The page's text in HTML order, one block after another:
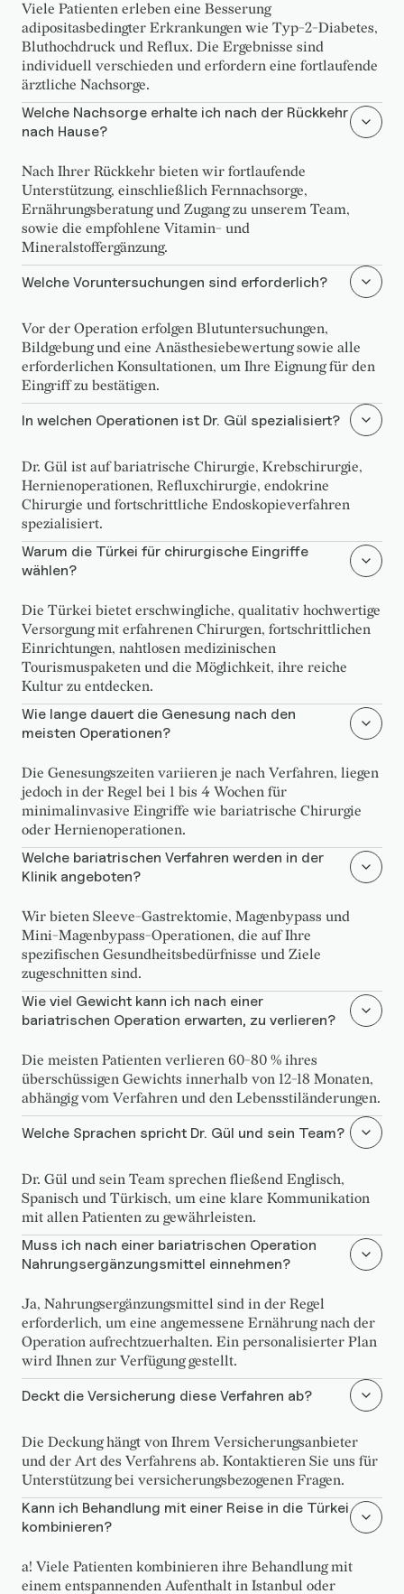
Viele Patienten erleben eine Besserung
adipositasbedingter Erkrankungen wie Typ-2-Diabetes,
Bluthochdruck und Reflux. Die Ergebnisse sind
individuell verschieden und erfordern eine fortlaufende
ärztliche Nachsorge.
Welche Nachsorge erhalte ich nach der Rückkehr
nach Hause?
Nach Ihrer Rückkehr bieten wir fortlaufende
Unterstützung, einschließlich Fernnachsorge,
Ernährungsberatung und Zugang zu unserem Team,
sowie die empfohlene Vitamin- und
Mineralstoffergänzung.
Welche Voruntersuchungen sind erforderlich?
Vor der Operation erfolgen Blutuntersuchungen,
Bildgebung und eine Anästhesiebewertung sowie alle
erforderlichen Konsultationen, um Ihre Eignung für den
Eingriff zu bestätigen.
In welchen Operationen ist Dr. Gül spezialisiert?
Dr. Gül ist auf bariatrische Chirurgie, Krebschirurgie,
Hernienoperationen, Refluxchirurgie, endokrine
Chirurgie und fortschrittliche Endoskopieverfahren
spezialisiert.
Warum die Türkei für chirurgische Eingriffe
wählen?
Die Türkei bietet erschwingliche, qualitativ hochwertige
Versorgung mit erfahrenen Chirurgen, fortschrittlichen
Einrichtungen, nahtlosen medizinischen
Tourismuspaketen und die Möglichkeit, ihre reiche
Kultur zu entdecken.
Wie lange dauert die Genesung nach den
meisten Operationen?
Die Genesungszeiten variieren je nach Verfahren, liegen
jedoch in der Regel bei 1 bis 4 Wochen für
minimalinvasive Eingriffe wie bariatrische Chirurgie
oder Hernienoperationen.
Welche bariatrischen Verfahren werden in der
Klinik angeboten?
Wir bieten Sleeve-Gastrektomie, Magenbypass und
Mini-Magenbypass-Operationen, die auf Ihre
spezifischen Gesundheitsbedürfnisse und Ziele
zugeschnitten sind.
Wie viel Gewicht kann ich nach einer
bariatrischen Operation erwarten, zu verlieren?
Die meisten Patienten verlieren 60-80 % ihres
überschüssigen Gewichts innerhalb von 12-18 Monaten,
abhängig vom Verfahren und den Lebensstiländerungen.
Welche Sprachen spricht Dr. Gül und sein Team?
Dr. Gül und sein Team sprechen fließend Englisch,
Spanisch und Türkisch, um eine klare Kommunikation
mit allen Patienten zu gewährleisten.
Muss ich nach einer bariatrischen Operation
Nahrungsergänzungsmittel einnehmen?
Ja, Nahrungsergänzungsmittel sind in der Regel
erforderlich, um eine angemessene Ernährung nach der
Operation aufrechtzuerhalten. Ein personalisierter Plan
wird Ihnen zur Verfügung gestellt.
Deckt die Versicherung diese Verfahren ab?
Die Deckung hängt von Ihrem Versicherungsanbieter
und der Art des Verfahrens ab. Kontaktieren Sie uns für
Unterstützung bei versicherungsbezogenen Fragen.
Kann ich Behandlung mit einer Reise in die Türkei
kombinieren?
a! Viele Patienten kombinieren ihre Behandlung mit
einem entspannenden Aufenthalt in Istanbul oder